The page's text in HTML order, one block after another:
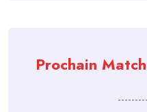
Prochain